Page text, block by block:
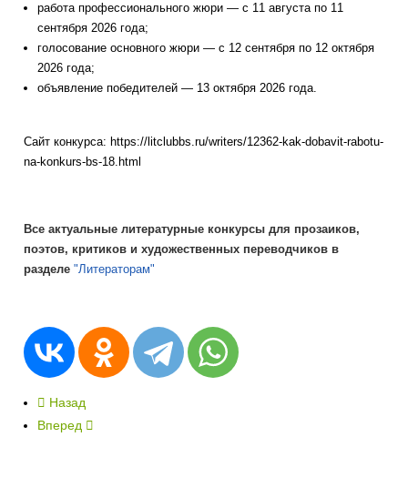
работа профессионального жюри — с 11 августа по 11
сентября 2026 года;
голосование основного жюри — с 12 сентября по 12 октября
2026 года;
объявление победителей — 13 октября 2026 года.
Сайт конкурса: https://litclubbs.ru/writers/12362-kak-dobavit-rabotu-
na-konkurs-bs-18.html
Все актуальные литературные конкурсы для прозаиков,
поэтов, критиков и художественных переводчиков в
разделе"Литераторам"
Назад
Вперед